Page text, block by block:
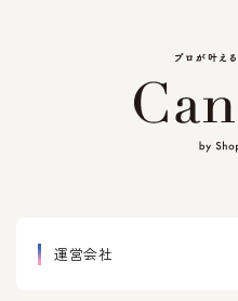
運営会社